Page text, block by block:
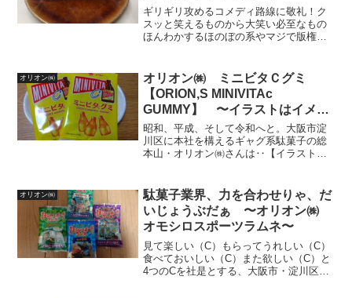
ギリギリ攻めるコメディ路線に敬礼！ク
スッと笑えるものから大笑い必至なもの
ほんわかするほのぼの系やマジで版権
とい、ぎりぎりのラインを攻める駄菓子
でお馴染み(笑)ギャグ系...
オリオン㈱
オリオン㈱ ミニビタＣグミ
【ORION,S MINIVITAc
GUMMY】 〜イラストはイメー
ジです！で乗り越えし奇跡〜
昭和、平成、そして令和へと。大阪市淀
川区に本社を構えるギャグ系駄菓子の総
本山・オリオン㈱さんは‥【イラストは
か？何個の危険な橋をくぐり抜けてきた
のだろうか？その奇跡の軌...
オリオン㈱
駄菓子業界、力を合わせりゃ、だ
いじょうぶだぁ 〜オリオン㈱
オモシロスポーツラムネ〜
見て楽しい（C）もらってうれしい（C）
食べておいしい（C）また欲しい（C）と
4つのCを社是とする、大阪市・淀川区に